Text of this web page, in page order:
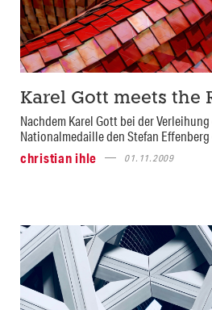
Karel Gott meets the
Nachdem Karel Gott bei der
Nationalmedaille den Stefan
christian ihle
01.11.2009